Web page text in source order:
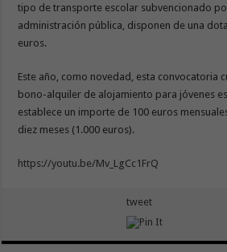
tipo de transporte escolar subvencionado
administración pública, disponen de una
euros.
Este año, como novedad, esta convocatoria
bono-alquiler de alojamiento para jóvenes
establece un importe de 100 euros
diez meses (1.000 euros).
https://youtu.be/Mv_LgCc1FrQ
tweet